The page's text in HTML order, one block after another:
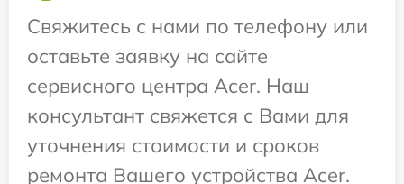
Свяжитесь с нами по телефону или
оставьте заявку на сайте
сервисного центра Acer. Наш
консультант свяжется с Вами для
уточнения стоимости и сроков
ремонта Вашего устройства Acer.